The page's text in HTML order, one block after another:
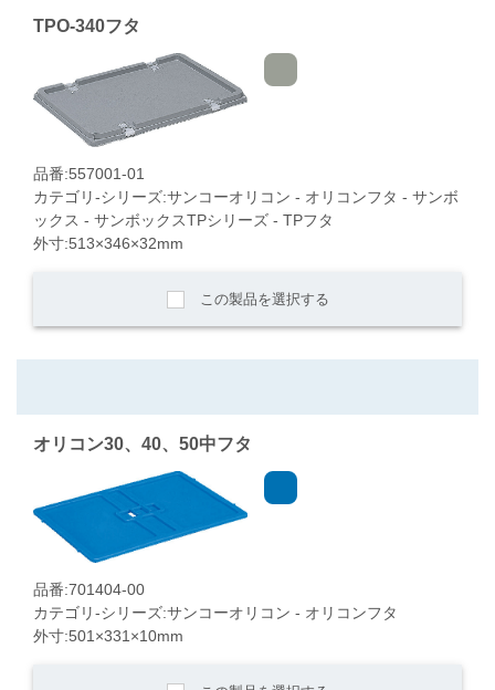
TPO-340フタ
品番:557001-01
カテゴリ-シリーズ:サンコーオリコン - オリコンフタ - サンボ
ックス - サンボックスTPシリーズ - TPフタ
外寸:513×346×32mm
この製品を選択する
オリコン30、40、50中フタ
品番:701404-00
カテゴリ-シリーズ:サンコーオリコン - オリコンフタ
外寸:501×331×10mm